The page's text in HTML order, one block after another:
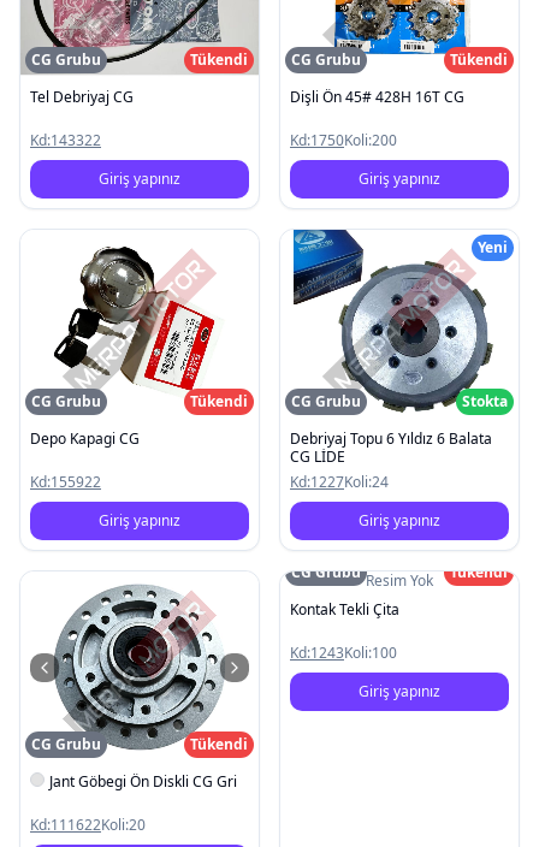
CG Grubu
Tükendi
Tel Debriyaj CG
Kd:143322
Giriş yapınız
CG Grubu
Tükendi
Dişli Ön 45# 428H 16T CG
Kd:1750Koli:200
Giriş yapınız
CG Grubu
Tükendi
Depo Kapagi CG
Kd:155922
Giriş yapınız
Yeni
CG Grubu
Stokta
Debriyaj Topu 6 Yıldız 6 Balata
CG LİDE
Kd:1227Koli:24
Giriş yapınız
CG Grubu
Tükendi
Jant Göbegi Ön Diskli CG Gri
Kd:111622Koli:20
Resim Yok
CG Grubu
Tükendi
Kontak Tekli Çita
Kd:1243Koli:100
Giriş yapınız